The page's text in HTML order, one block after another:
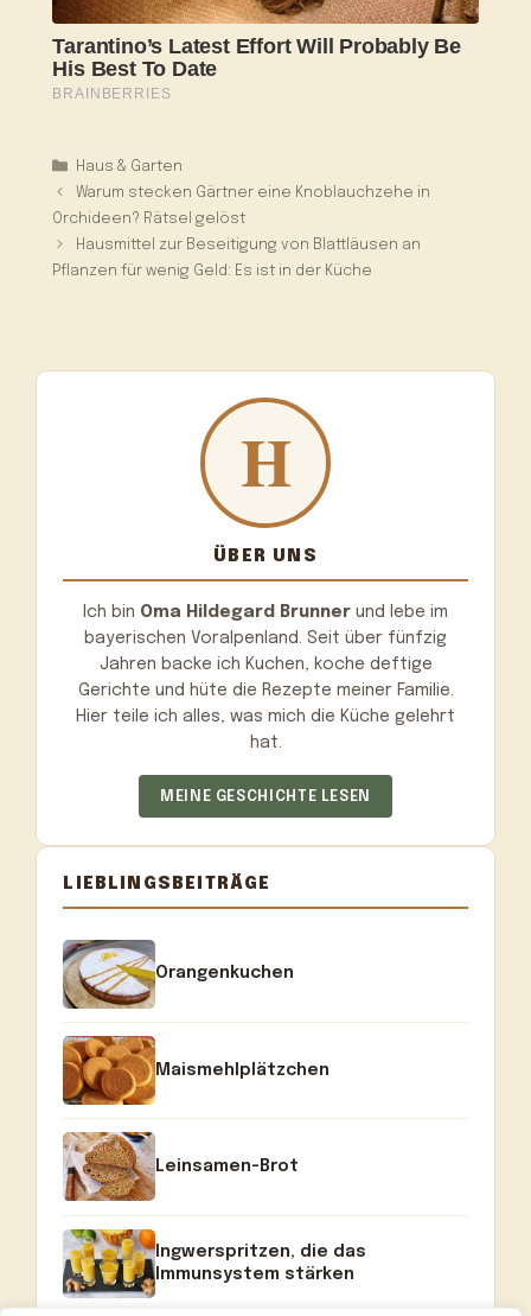
Kategorien
Haus & Garten
Warum stecken Gärtner eine Knoblauchzehe in
Orchideen? Rätsel gelöst
Hausmittel zur Beseitigung von Blattläusen an
Pflanzen für wenig Geld: Es ist in der Küche
ÜBER UNS
Ich bin Oma Hildegard Brunner und lebe im
bayerischen Voralpenland. Seit über fünfzig
Jahren backe ich Kuchen, koche deftige
Gerichte und hüte die Rezepte meiner Familie.
Hier teile ich alles, was mich die Küche gelehrt
hat.
MEINE GESCHICHTE LESEN
LIEBLINGSBEITRÄGE
Orangenkuchen
Maismehlplätzchen
Leinsamen-Brot
Ingwerspritzen, die das
Immunsystem stärken